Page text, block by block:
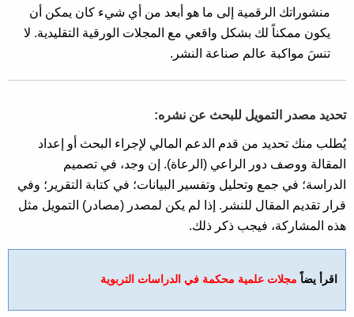
منشوراتك الرقمية إلى ما هو أبعد من أي شيء كان يمكن أن
يكون ممكناً لك بشكل واقعي مع المجلات الورقية التقليدية. لا
تنسَ مواكبة عالم صناعة النشر.
تحديد مصدر التمويل للبحث عن نشره:
يُطلب منك تحديد من قدم الدعم المالي لإجراء البحث أو إعداد
المقالة ووصف دور الراعي (الرعاة). إن وجد، في تصميم
الدراسة؛ في جمع وتحليل وتفسير البيانات؛ في كتابة التقرير؛ وفي
قرار تقديم المقال للنشر. إذا لم يكن لمصدر (مصادر) التمويل مثل
هذه المشاركة، فيجب ذكر ذلك.
اقرأ يضاً مجلات علمية محكمة في الدراسات التربوية